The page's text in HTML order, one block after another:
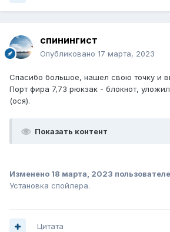
спинингист
Опубликовано 17 марта, 2023
Спасибо большое, нашел свою точку и
Порт фира 7,73 рюкзак - блокнот,
(ося).
Показать контент
Изменено 18 марта, 2023
Установка спойлера.
Цитата